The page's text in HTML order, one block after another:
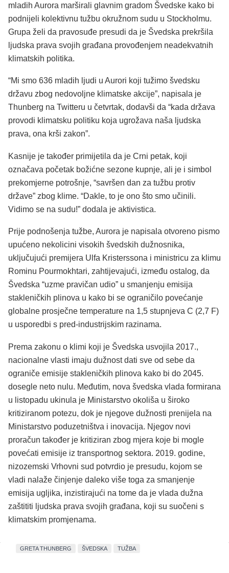
mladih Aurora marširali glavnim gradom Švedske kako bi
podnijeli kolektivnu tužbu okružnom sudu u Stockholmu.
Grupa želi da pravosuđe presudi da je Švedska prekršila
ljudska prava svojih građana provođenjem neadekvatnih
klimatskih politika.
“Mi smo 636 mladih ljudi u Aurori koji tužimo švedsku
državu zbog nedovoljne klimatske akcije”, napisala je
Thunberg na Twitteru u četvrtak, dodavši da “kada država
provodi klimatsku politiku koja ugrožava naša ljudska
prava, ona krši zakon”.
Kasnije je također primijetila da je Crni petak, koji
označava početak božićne sezone kupnje, ali je i simbol
prekomjerne potrošnje, “savršen dan za tužbu protiv
države” zbog klime. “Dakle, to je ono što smo učinili.
Vidimo se na sudu!” dodala je aktivistica.
Prije podnošenja tužbe, Aurora je napisala otvoreno pismo
upućeno nekolicini visokih švedskih dužnosnika,
uključujući premijera Ulfa Kristerssona i ministricu za klimu
Rominu Pourmokhtari, zahtijevajući, između ostalog, da
Švedska “uzme pravičan udio” u smanjenju emisija
stakleničkih plinova u kako bi se ograničilo povećanje
globalne prosječne temperature na 1,5 stupnjeva C (2,7 F)
u usporedbi s pred-industrijskim razinama.
Prema zakonu o klimi koji je Švedska usvojila 2017.,
nacionalne vlasti imaju dužnost dati sve od sebe da
ograniče emisije stakleničkih plinova kako bi do 2045.
dosegle neto nulu. Međutim, nova švedska vlada formirana
u listopadu ukinula je Ministarstvo okoliša u široko
kritiziranom potezu, dok je njegove dužnosti prenijela na
Ministarstvo poduzetništva i inovacija. Njegov novi
proračun također je kritiziran zbog mjera koje bi mogle
povećati emisije iz transportnog sektora. 2019. godine,
nizozemski Vrhovni sud potvrdio je presudu, kojom se
vladi nalaže činjenje daleko više toga za smanjenje
emisija ugljika, inzistirajući na tome da je vlada dužna
zaštititi ljudska prava svojih građana, koji su suočeni s
klimatskim promjenama.
GRETA THUNBERG ŠVEDSKA TUŽBA